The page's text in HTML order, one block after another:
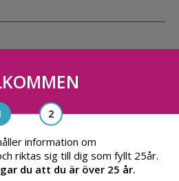
Nordic AB
4A, 111 48, Stockholm
information om
riktas sig till dig som fyllt 25år.
du att du är över 25 år.